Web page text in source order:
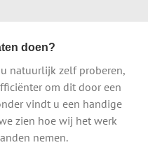
doen?
natuurlijk zelf proberen,
om dit door een
vindt u een handige
zien hoe wij het werk
nemen.